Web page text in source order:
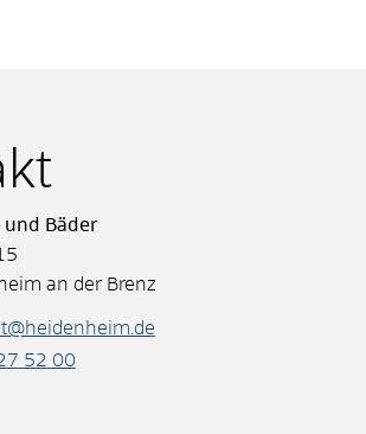
und Bäder
an der Brenz
52 00